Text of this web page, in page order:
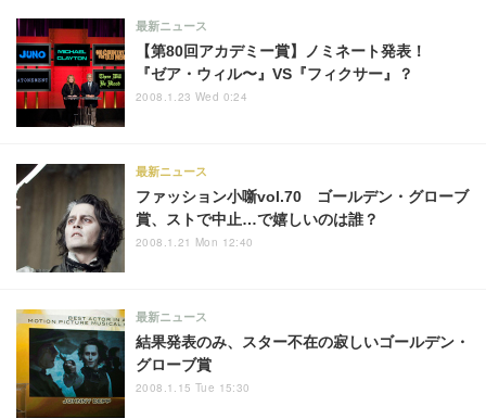
【第80回アカデミー賞】ノミネート発表！
『ゼア・ウィル〜』VS『フィクサー』？
最新ニュース
2008.1.23 Wed 0:24
ファッション小噺vol.70 ゴールデン・グローブ
賞、ストで中止…で嬉しいのは誰？
最新ニュース
2008.1.21 Mon 12:40
結果発表のみ、スター不在の寂しいゴールデン・
グローブ賞
最新ニュース
2008.1.15 Tue 15:30